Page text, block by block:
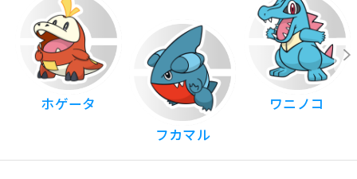
ホゲータ
フカマル
ワニノコ